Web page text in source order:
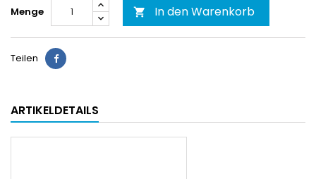
Menge  In den Warenkorb
Teilen
ARTIKELDETAILS